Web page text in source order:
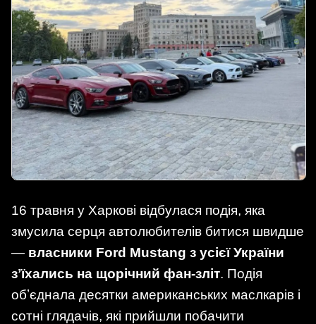
16 травня у Харкові відбулася подія, яка
змусила серця автолюбителів битися швидше
— власники Ford Mustang з усієї України
зʼїхались на щорічний фан-зліт. Подія
обʼєднала десятки американських маслкарів і
сотні глядачів, які прийшли побачити